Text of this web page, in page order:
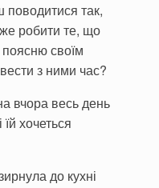
так,
робити те, що
своїм
з ними час?
вчора весь день
хочеться
до кухні